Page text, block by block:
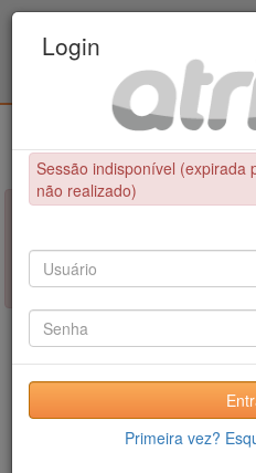
Educação Física / UPE -
NÃO FOI POSSÍVEL CONCLUIR
Sessão indisponível (expirada por
realizado)
Login
Sessão indisponível (expirada
não realizado)
Primeira vez?